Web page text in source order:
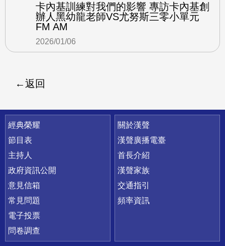
卡內基訓練對我們的影響 專訪卡內基創
辦人黑幼龍老師VS尤努斯三零小單元
FM AM
2026/01/06
返回
快速連結
經典榮耀
節目表
主持人
政府資訊公開
意見信箱
常見問題
電子投票
問卷調查
關於漢聲
漢聲廣播電臺
首長介紹
漢聲家族
交通指引
頻率資訊